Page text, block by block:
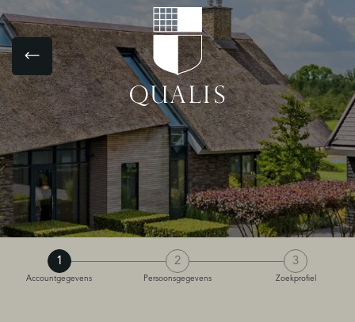
1
Accountgegevens
2
Persoonsgegevens
3
Zoekprofiel